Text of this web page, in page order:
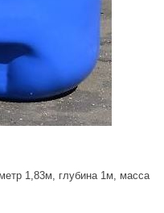
1,83м, глубина 1м, масса